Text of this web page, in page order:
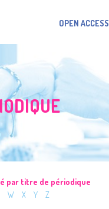
OPEN ACCESS
par titre de périodique
W X Y
Z